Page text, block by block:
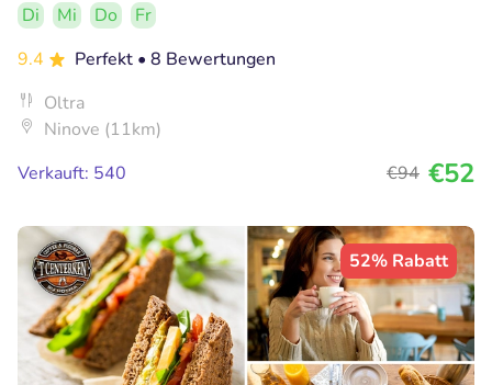
Di Mi Do
Fr
9.4
Perfekt • 8 Bewertungen
Oltra
Ninove (11km)
Verkauft: 540
€94 €52
52% Rabatt